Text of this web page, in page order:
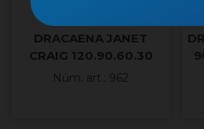
DRACAENA JANET
CRAIG 120.90.60.30
M25 H160
Núm. art.: 962